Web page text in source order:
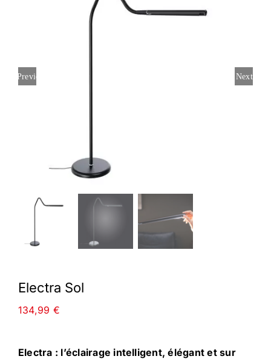
Previous Next
Electra Sol
134,99 €
Electra : l’éclairage intelligent, élégant et sur